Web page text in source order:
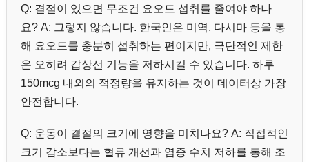
Q: 결절이 있으면 무조건 요오드 섭취를 줄여야 하나
요? A: 그렇지 않습니다. 한국인은 미역, 다시마 등을 통
해 요오드를 충분히 섭취하는 편이지만, 극단적인 제한
은 오히려 갑상선 기능을 저하시킬 수 있습니다. 하루
150mcg 내외의 적정량을 유지하는 것이 데이터상 가장
안전합니다.
Q: 운동이 결절의 크기에 영향을 미치나요? A: 직접적인
크기 감소보다는 혈류 개선과 염증 수치 저하를 통해 조